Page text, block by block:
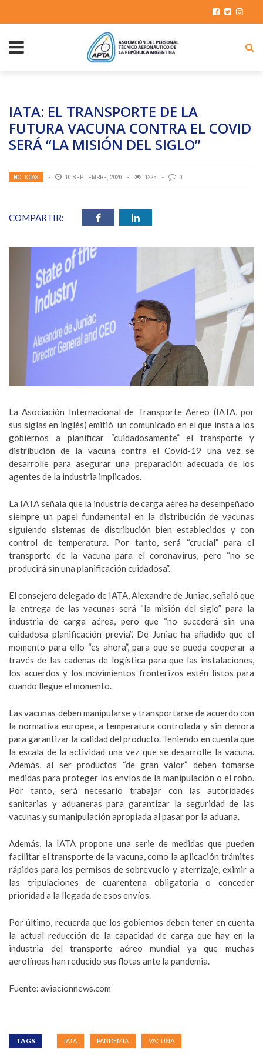
IATA: EL TRANSPORTE DE LA
FUTURA VACUNA CONTRA EL COVID
SERÁ “LA MISIÓN DEL SIGLO”
NOTICIAS 10 SEPTIEMBRE, 2020 1225 0
COMPARTIR:
La Asociación Internacional de Transporte Aéreo (IATA, por
sus siglas en inglés) emitió un comunicado en el que insta a los
gobiernos a planificar “cuidadosamente” el transporte y
distribución de la vacuna contra el Covid-19 una vez se
desarrolle para asegurar una preparación adecuada de los
agentes de la industria implicados.
La IATA señala que la industria de carga aérea ha desempeñado
siempre un papel fundamental en la distribución de vacunas
siguiendo sistemas de distribución bien establecidos y con
control de temperatura. Por tanto, será “crucial” para el
transporte de la vacuna para el coronavirus, pero “no se
producirá sin una planificación cuidadosa”.
El consejero delegado de IATA, Alexandre de Juniac, señaló que
la entrega de las vacunas será “la misión del siglo” para la
industria de carga aérea, pero que “no sucederá sin una
cuidadosa planificación previa”. De Juniac ha añadido que el
momento para ello “es ahora”, para que se pueda cooperar a
través de las cadenas de logística para que las instalaciones,
los acuerdos y los movimientos fronterizos estén listos para
cuando llegue el momento.
Las vacunas deben manipularse y transportarse de acuerdo con
la normativa europea, a temperatura controlada y sin demora
para garantizar la calidad del producto. Teniendo en cuenta que
la escala de la actividad una vez que se desarrolle la vacuna.
Además, al ser productos “de gran valor” deben tomarse
medidas para proteger los envíos de la manipulación o el robo.
Por tanto, será necesario trabajar con las autoridades
sanitarias y aduaneras para garantizar la seguridad de las
vacunas y su manipulación apropiada al pasar por la aduana.
Además, la IATA propone una serie de medidas que pueden
facilitar el transporte de la vacuna, como la aplicación trámites
rápidos para los permisos de sobrevuelo y aterrizaje, eximir a
las tripulaciones de cuarentena obligatoria o conceder
prioridad a la llegada de esos envíos.
Por último, recuerda que los gobiernos deben tener en cuenta
la actual reducción de la capacidad de carga que hay en la
industria del transporte aéreo mundial ya que muchas
aerolíneas han reducido sus flotas ante la pandemia.
Fuente: aviacionnews.com
TAGS IATA PANDEMIA VACUNA